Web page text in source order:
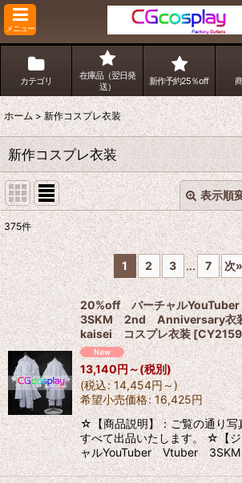
メニュー
カテゴリ
在庫品（翌日発
送）
新作予約25％off
ホーム > 新作コスプレ衣装
新作コスプレ衣装
表示順
表示数:
並び順:
絞り込む
375件
1 2 3 ... 7 次»
20%off バーチャル
3SKM 2nd Anniversary
kaisei コスプレ衣装[
13,140円～(税別)
(税込: 14,454円～)
希望小売価格: 16,425円
☆【商品説明】：ご覧の通り写
すべて出品いたします。 ☆【
ャルYouTuber Vtuber